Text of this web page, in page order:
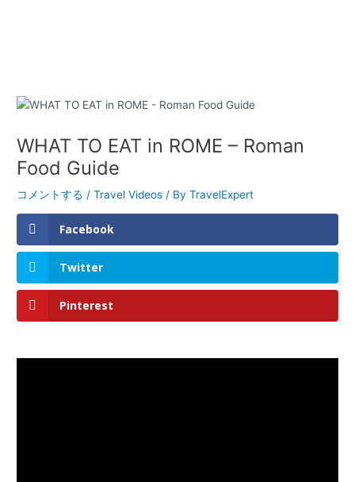
WHAT TO EAT in ROME – Roman
Food Guide
コメントする /Travel Videos / ByTravelExpert
Facebook
Twitter
Pinterest